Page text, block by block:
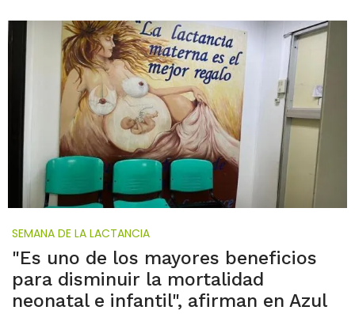
SEMANA DE LA LACTANCIA
"Es uno de los mayores beneficios
para disminuir la mortalidad
neonatal e infantil", afirman en Azul